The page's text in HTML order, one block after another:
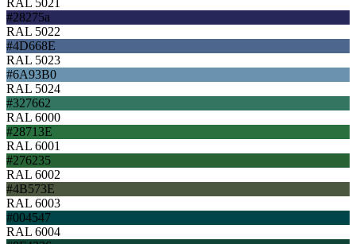
#28275a
RAL 5022
#4D668E
RAL 5023
#6A93B0
RAL 5024
#327662
RAL 6000
#28713E
RAL 6001
#276235
RAL 6002
#4B573E
RAL 6003
#004547
RAL 6004